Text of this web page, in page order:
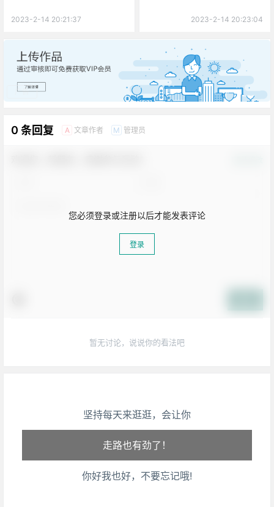
2023-2-14 20:21:37 2023-2-14 20:23:04
广告
0 条回复 A 文章作者 M 管理员
您必须登录或注册以后才能发表评论
登录
暂无讨论，说说你的看法吧
坚持每天来逛逛，会让你
心情也舒畅了！
走路也有劲了！
腿也不痛了！
你好我也好，不要忘记哦!